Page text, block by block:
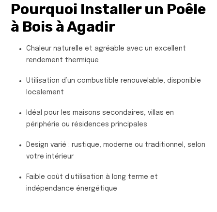
Pourquoi Installer un Poêle
à Bois à Agadir
Chaleur naturelle et agréable avec un excellent
rendement thermique
Utilisation d’un combustible renouvelable, disponible
localement
Idéal pour les maisons secondaires, villas en
périphérie ou résidences principales
Design varié : rustique, moderne ou traditionnel, selon
votre intérieur
Faible coût d’utilisation à long terme et
indépendance énergétique